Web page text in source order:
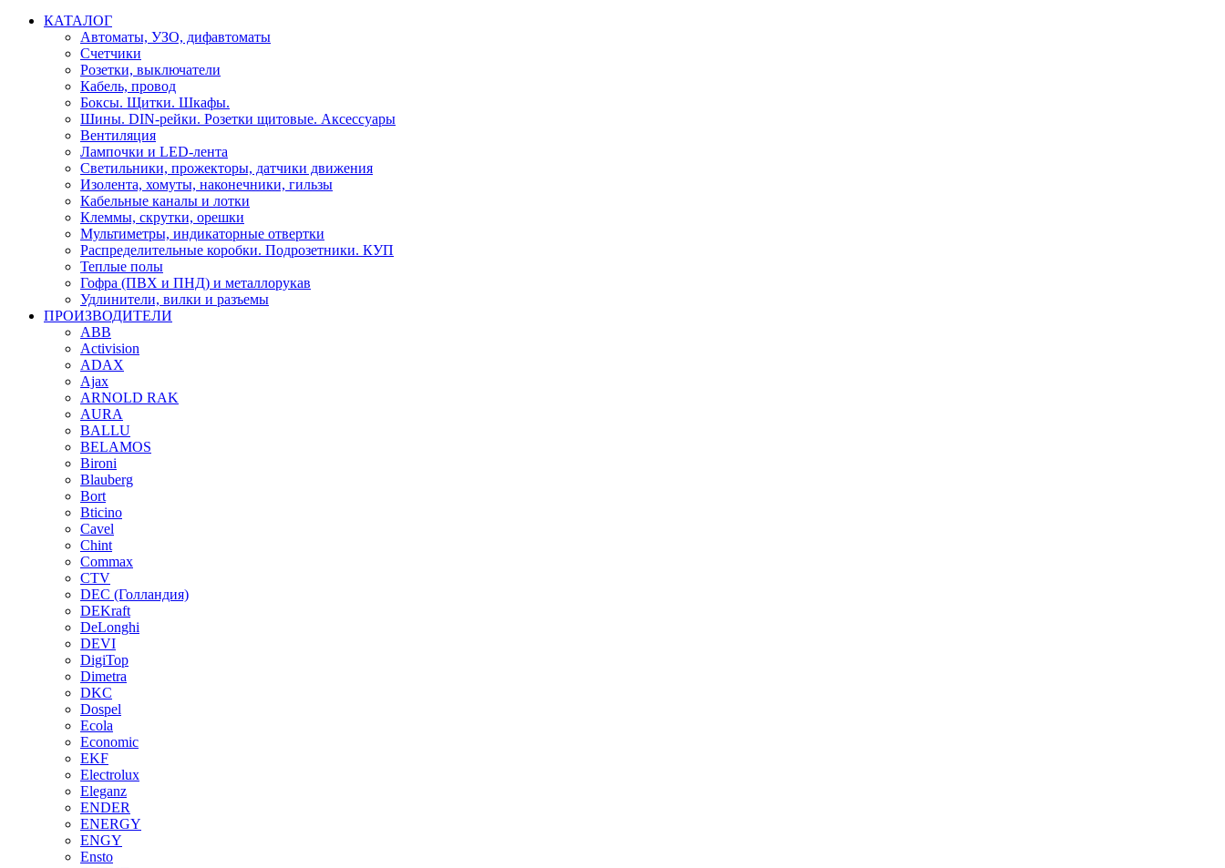
КАТАЛОГ
Автоматы, УЗО, дифавтоматы
Счетчики
Розетки, выключатели
Кабель, провод
Боксы. Щитки. Шкафы.
Шины. DIN-рейки. Розетки щитовые. Аксессуары
Вентиляция
Лампочки и LED-лента
Светильники, прожекторы, датчики движения
Изолента, хомуты, наконечники, гильзы
Кабельные каналы и лотки
Клеммы, скрутки, орешки
Мультиметры, индикаторные отвертки
Распределительные коробки. Подрозетники. КУП
Теплые полы
Гофра (ПВХ и ПНД) и металлорукав
Удлинители, вилки и разъемы
ПРОИЗВОДИТЕЛИ
ABB
Activision
ADAX
Ajax
ARNOLD RAK
AURA
BALLU
BELAMOS
Bironi
Blauberg
Bort
Bticino
Cavel
Chint
Commax
CTV
DEC (Голландия)
DEKraft
DeLonghi
DEVI
DigiTop
Dimetra
DKC
Dospel
Ecola
Economic
EKF
Electrolux
Eleganz
ENDER
ENERGY
ENGY
Ensto